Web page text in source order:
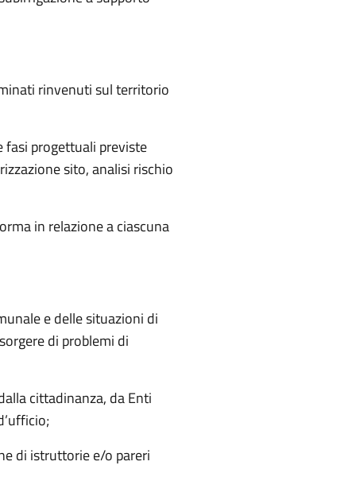
rinvenuti sul territorio
progettuali previste
sito, analisi rischio
in relazione a ciascuna
e delle situazioni di
di problemi di
cittadinanza, da Enti
di istruttorie e/o pareri